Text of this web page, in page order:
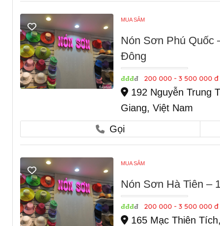
MUA SẮM
Nón Sơn Phú Quốc
Đông
đđđđ 200 000 - 3 500 000 đ
192 Nguyễn Trung
Giang, Việt Nam
Gọi
MUA SẮM
Nón Sơn Hà Tiên –
đđđđ 200 000 - 3 500 000 đ
165 Mạc Thiên